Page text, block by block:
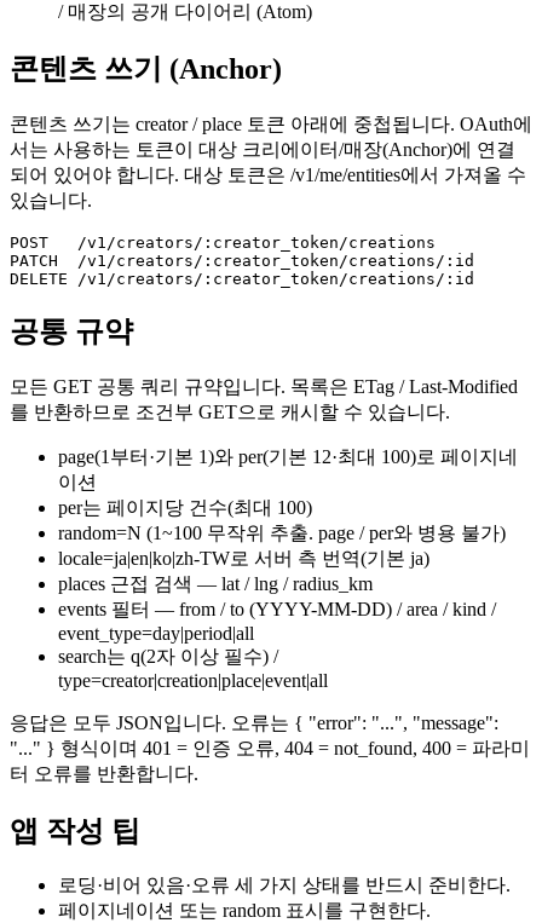
/ 매장의 공개 다이어리 (Atom)
콘텐츠 쓰기 (Anchor)
콘텐츠 쓰기는 creator / place 토큰 아래에 중첩됩니다. OAuth에
서는 사용하는 토큰이 대상 크리에이터/매장(Anchor)에 연결
되어 있어야 합니다. 대상 토큰은 /v1/me/entities에서 가져올 수
있습니다.
POST   /v1/creators/:creator_token/creations
PATCH  /v1/creators/:creator_token/creations/:id
DELETE /v1/creators/:creator_token/creations/:id
공통 규약
모든 GET 공통 쿼리 규약입니다. 목록은 ETag / Last-Modified
를 반환하므로 조건부 GET으로 캐시할 수 있습니다.
page(1부터·기본 1)와 per(기본 12·최대 100)로 페이지네
이션
per는 페이지당 건수(최대 100)
random=N (1~100 무작위 추출. page / per와 병용 불가)
locale=ja|en|ko|zh-TW로 서버 측 번역(기본 ja)
places 근접 검색 — lat / lng / radius_km
events 필터 — from / to (YYYY-MM-DD) / area / kind /
event_type=day|period|all
search는 q(2자 이상 필수) /
type=creator|creation|place|event|all
응답은 모두 JSON입니다. 오류는 { "error": "...", "message":
"..." } 형식이며 401 = 인증 오류, 404 = not_found, 400 = 파라미
터 오류를 반환합니다.
앱 작성 팁
로딩·비어 있음·오류 세 가지 상태를 반드시 준비한다.
페이지네이션 또는 random 표시를 구현한다.